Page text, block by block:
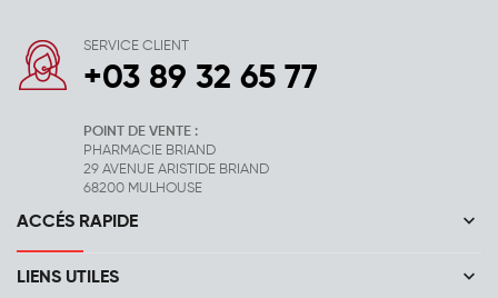
SERVICE CLIENT
+03 89 32 65 77
POINT DE VENTE :
PHARMACIE BRIAND
29 AVENUE ARISTIDE BRIAND
68200 MULHOUSE
ACCÉS RAPIDE keyboard_arrow_down
LIENS UTILES keyboard_arrow_down